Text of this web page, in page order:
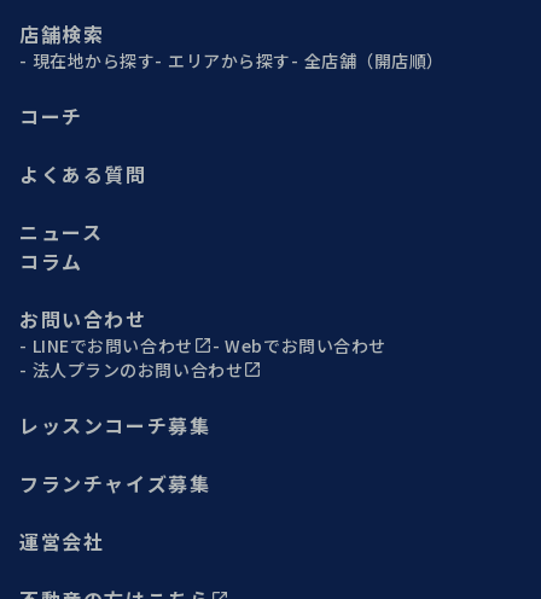
店舗検索
現在地から探す エリアから探す 全店舗（開店順）
コーチ
よくある質問
ニュース
コラム
お問い合わせ
LINEでお問い合わせ
Webでお問い合わせ
法人プランのお問い合わせ
レッスンコーチ募集
フランチャイズ募集
運営会社